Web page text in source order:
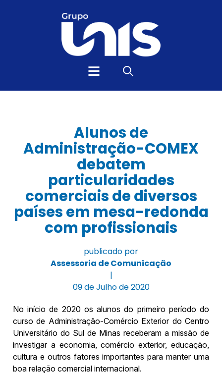
Alunos de
Administração-COMEX
debatem
particularidades
comerciais de diversos
países em mesa-redonda
com profissionais
publicado por
Assessoria de Comunicação
|
09 de Julho de 2020
No início de 2020 os alunos do primeiro período do
curso de Administração-Comércio Exterior do Centro
Universitário do Sul de Minas receberam a missão de
investigar a economia, comércio exterior, educação,
cultura e outros fatores importantes para manter uma
boa relação comercial internacional.